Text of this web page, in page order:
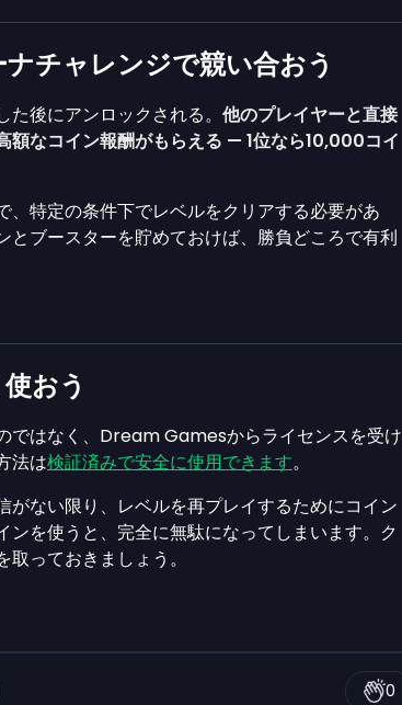
チャレンジで競い合おう
後にアンロックされる。 他のプレイヤーと直接
額なコイン報酬がもらえる — 1位なら10,000コイ
特定の条件下でレベルをクリアする必要があ
とブースターを貯めておけば、勝負どころで有利
おう
ではなく、Dream Gamesからライセンスを受け
法は検証済みで安全に使用できます。
ない限り、レベルを再プレイするためにコイン
を使うと、完全に無駄になってしまいます。ク
っておきましょう。
0